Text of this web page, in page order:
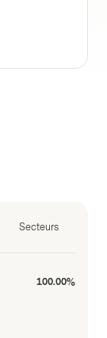
Secteurs
100.00%